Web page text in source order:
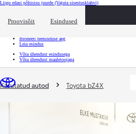
Liigu edasi põhisisu juurde (Vajuta sisestusklahvi)
Proovisõit Esindused
Kiirtee Klõpsa kiirtee ülekatte sulgemiseks
Broneeri teeninduse aeg
Leia esindus
Võta ühendust esindusega
Võta ühendust maaletoojaga
Sina oled siin
Kasutatud autod Toyota bZ4X